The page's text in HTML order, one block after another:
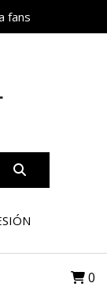
fans
0